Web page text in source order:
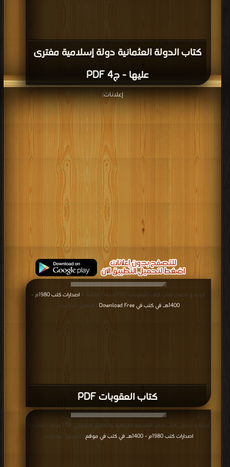
كتاب الدولة العثمانية دولة إسلامية مفترى
عليها - ج4 PDF
إعلانات:
كتاب العقوبات PDF
قراءة و تحميل كتاب كتاب العقوبات PDF مجانا | مكتبة >
اصدارات كتب 1980م -
1400هـ في كتب في Download Free
| التحميل : مرة/مرات
قراءة و تحميل كتاب كتاب الضبطية القضائية والتحقيق الابتدائي PDF مجانا | مكتبة >
اصدارات كتب 1980م - 1400هـ في كتب في موقع
| التحميل : مرة/مرات